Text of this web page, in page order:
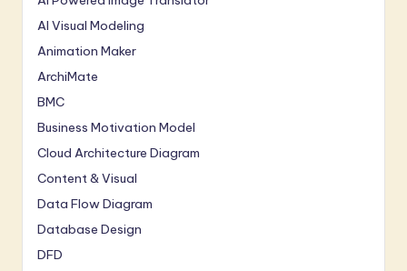
AI Visual Modeling
Animation Maker
ArchiMate
BMC
Business Motivation Model
Cloud Architecture Diagram
Content & Visual
Data Flow Diagram
Database Design
DFD